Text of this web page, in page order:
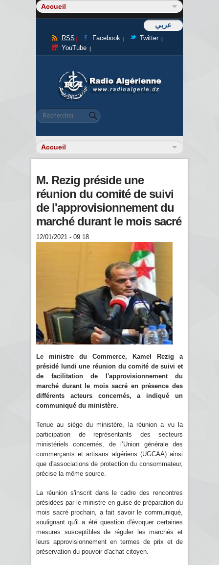
عربي
RSS Facebook
Twitter
YouTube
Formulaire de recherche
Rechercher
M. Rezig préside une
réunion du comité de suivi
de l'approvisionnement du
marché durant le mois sacré
12/01/2021 - 09:18
Le ministre du Commerce, Kamel Rezig a
présidé lundi une réunion du comité de suivi et
de facilitation de l'approvisionnement du
marché durant le mois sacré en présence des
différents acteurs concernés, a indiqué un
communiqué du ministère.
Tenue au siège du ministère, la réunion a vu la
participation de représentants des secteurs
ministériels concernés, de l’Union générale des
commerçants et artisans algériens (UGCAA) ainsi
que d'associations de protection du consommateur,
précise la même source.
La réunion s'inscrit dans le cadre des rencontres
présidées par le ministre en guise de préparation du
mois sacré prochain, a fait savoir le communiqué,
soulignant qu'il a été question d'évoquer certaines
mesures susceptibles de réguler les marchés et
leurs approvisionnement en termes de prix et de
préservation du pouvoir d'achat citoyen.